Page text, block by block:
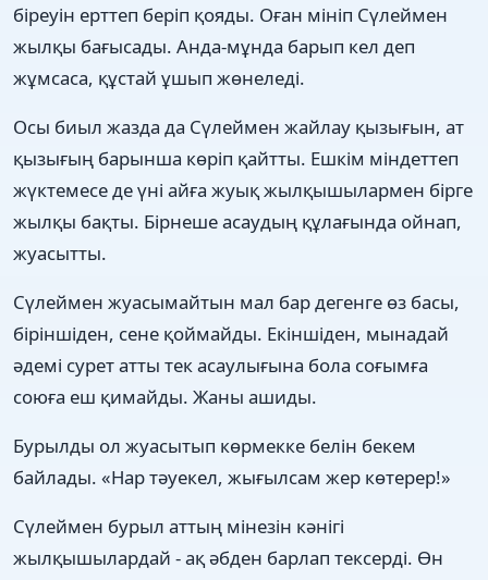
біреуін ерттеп беріп қояды. Оған мініп Сүлеймен
жылқы бағысады. Анда-мұнда барып кел деп
жұмсаса, құстай ұшып жөнеледі.
Осы биыл жазда да Сүлеймен жайлау қызығын, ат
қызығың барынша көріп қайтты. Ешкім міндеттеп
жүктемесе де үні айға жуық жылқышылармен бірге
жылқы бақты. Бірнеше асаудың құлағында ойнап,
жуасытты.
Сүлеймен жуасымайтын мал бар дегенге өз басы,
біріншіден, сене қоймайды. Екіншіден, мынадай
әдемі сурет атты тек асаулығына бола соғымға
союға еш қимайды. Жаны ашиды.
Бурылды ол жуасытып көрмекке белін бекем
байлады. «Нар тәуекел, жығылсам жер көтерер!»
Сүлеймен бурыл аттың мінезін кәнігі
жылқышылардай - ақ әбден барлап тексерді. Өн